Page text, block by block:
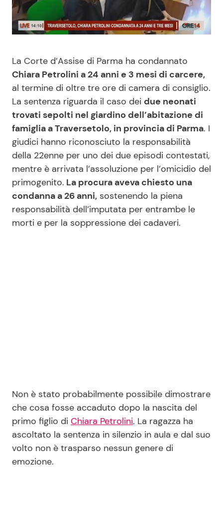
Benessere
Casa
Moda e Style
Mondo Mamma
News benessere
Salute
Viaggi e Turismo
Cucina e Ricette
Consigli di Cucina
Dolci
Le Ricette in TV
Primi Piatti
Ricette Facili e Veloci
Ricette Feste
Ricette per Bambini
Pubblicità
Privacy Policy
La Corte d’Assise di Parma ha condannato
Chiara Petrolini a 24 anni e 3 mesi di carcere,
al termine di oltre tre ore di camera di consiglio.
La sentenza riguarda il caso dei due neonati
trovati sepolti nel giardino dell’abitazione di
famiglia a Traversetolo, in provincia di Parma. I
giudici hanno riconosciuto la responsabilità
della 22enne per uno dei due episodi contestati,
mentre è arrivata l’assoluzione per l’omicidio del
primogenito. La procura aveva chiesto una
condanna a 26 anni, sostenendo la piena
responsabilità dell’imputata per entrambe le
morti e per la soppressione dei cadaveri.
Non è stato probabilmente possibile dimostrare
che cosa fosse accaduto dopo la nascita del
primo figlio di Chiara Petrolini. La ragazza ha
ascoltato la sentenza in silenzio in aula e dal suo
volto non è trasparso nessun genere di
emozione.